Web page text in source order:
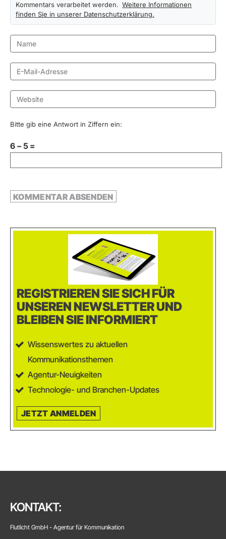
Kommentars verarbeitet werden. Weitere Informationen
finden Sie in unserer Datenschutzerklärung.
Bitte gib eine Antwort in Ziffern ein:
6 − 5 =
REGISTRIEREN SIE SICH FÜR
UNSEREN NEWSLETTER UND
BLEIBEN SIE INFORMIERT
Wissenswertes zu aktuellen
Kommunikationsthemen
Agentur-Neuigkeiten
Technologie- und Branchen-Updates
JETZT ANMELDEN
KONTAKT:
Flutlicht GmbH - Agentur für Kommunikation